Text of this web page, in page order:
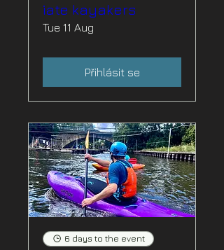
iate kayakers
Tue 11 Aug
Přihlásit se
6 days to the event